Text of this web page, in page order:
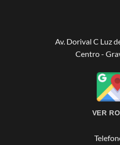
Av. Dorival C Luz
Centro -
VER